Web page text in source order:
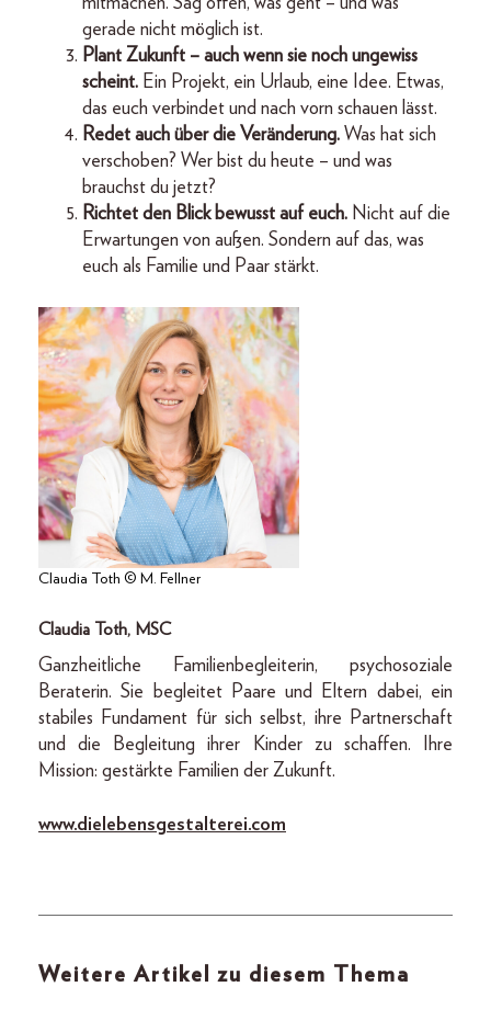
gerade nicht möglich ist.
Plant Zukunft – auch wenn sie noch ungewiss
scheint. Ein Projekt, ein Urlaub, eine Idee. Etwas,
das euch verbindet und nach vorn schauen lässt.
Redet auch über die Veränderung. Was hat sich
verschoben? Wer bist du heute – und was
brauchst du jetzt?
Richtet den Blick bewusst auf euch. Nicht auf die
Erwartungen von außen. Sondern auf das, was
euch als Familie und Paar stärkt.
Claudia Toth © M. Fellner
Claudia Toth, MSC
Ganzheitliche ­Familienbegleiterin, psycho­soziale
Beraterin. Sie begleitet Paare und Eltern dabei, ein
stabiles Fundament für sich selbst, ihre Partnerschaft
und die Begleitung ihrer Kinder zu schaffen. Ihre
Mission: gestärkte Familien der Zukunft.
www.dielebensgestalterei.com
Weitere Artikel zu diesem Thema